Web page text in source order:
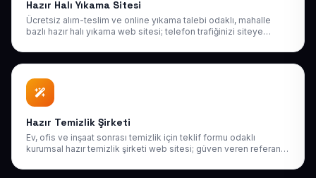
Hazır Halı Yıkama Sitesi
Ücretsiz alım-teslim ve online yıkama talebi odaklı, mahalle
bazlı hazır halı yıkama web sitesi; telefon trafiğinizi siteye
Hazır Temizlik Şirketi
Ev, ofis ve inşaat sonrası temizlik için teklif formu odaklı
kurumsal hazır temizlik şirketi web sitesi; güven veren referans